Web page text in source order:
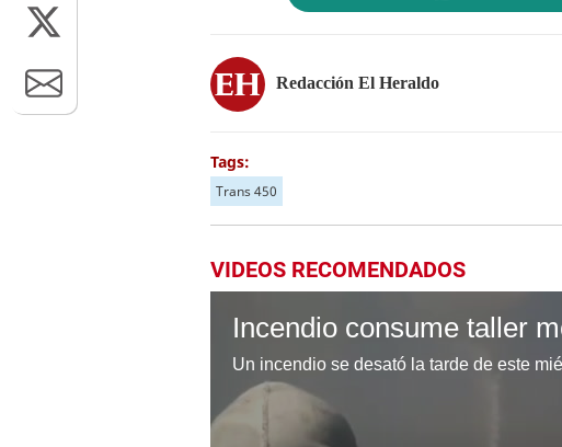
Redacción El Heraldo
Tags:
Trans 450
VIDEOS RECOMENDADOS